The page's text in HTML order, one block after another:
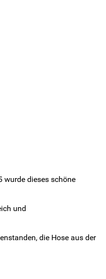
wurde dieses schöne
und
die Hose aus der